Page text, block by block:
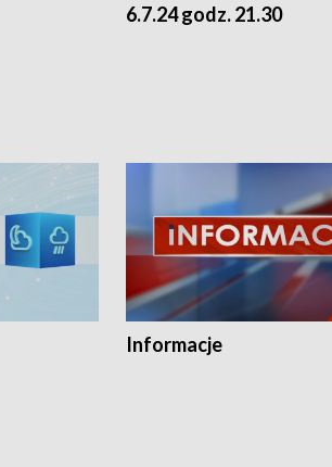
6.7.24 godz. 21.30
Informacje